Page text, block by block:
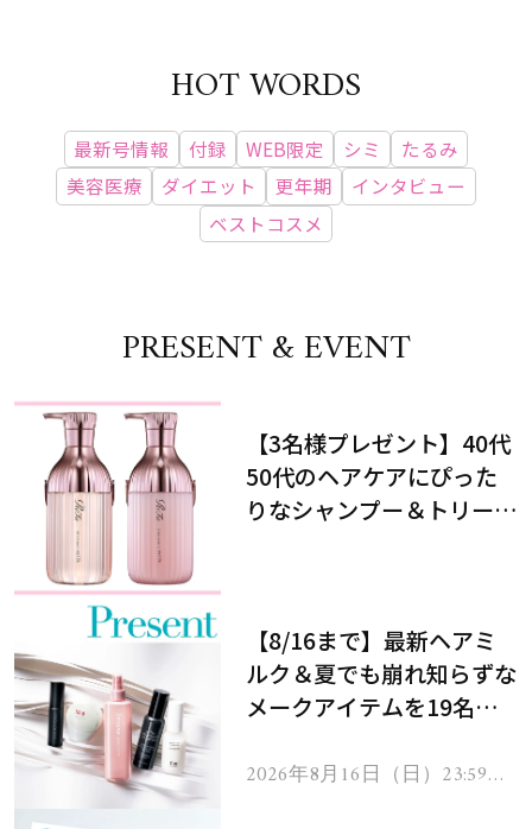
HOT WORDS
最新号情報 付録 WEB限定 シミ
たるみ
美容医療
ダイエット 更年期
インタビュー
ベストコスメ
PRESENT & EVENT
【3名様プレゼント】40代
50代のヘアケアにぴった
りなシャンプー＆トリート
【8/16まで】最新ヘアミ
ルク＆夏でも崩れ知らずな
メークアイテムを19名様
2026年8月16日（日）23:59ま